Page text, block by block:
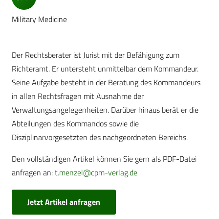
Military Medicine
Der Rechtsberater ist Jurist mit der Befähigung zum
Richteramt. Er untersteht unmittelbar dem Kommandeur.
Seine Aufgabe besteht in der Beratung des Kommandeurs
in allen Rechtsfragen mit Ausnahme der
Verwaltungsangelegenheiten. Darüber hinaus berät er die
Abteilungen des Kommandos sowie die
Disziplinarvorgesetzten des nachgeordneten Bereichs.
Den vollständigen Artikel können Sie gern als PDF-Datei
anfragen an:t.menzel@cpm-verlag.de
Jetzt Artikel anfragen